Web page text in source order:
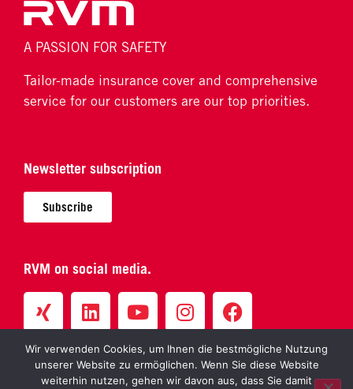
A PASSION FOR SAFETY
Tailor-made insurance cover and comprehensive
service for our customers are our top priorities.
Newsletter subscription
Subscribe
RVM on social media.
Wir verwenden Cookies, um Ihnen die bestmögliche Nutzung
unserer Website zu ermöglichen. Wenn Sie diese Website
weiterhin nutzen, gehen wir davon aus, dass Sie damit